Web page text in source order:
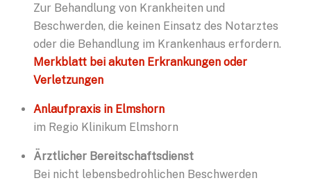
Zur Behandlung von Krankheiten und
Beschwerden, die keinen Einsatz des Notarztes
oder die Behandlung im Krankenhaus erfordern.
Merkblatt bei akuten Erkrankungen oder
Verletzungen
Anlaufpraxis in Elmshorn
im Regio Klinikum Elmshorn
Ärztlicher Bereitschaftsdienst
Bei nicht lebensbedrohlichen Beschwerden